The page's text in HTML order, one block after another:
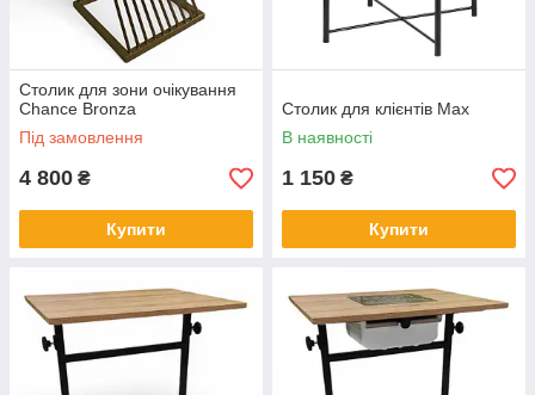
Столик для зони очікування
Chance Bronza
Під замовлення
4 800 ₴
Купити
Столик для клієнтів Max
В наявності
1 150 ₴
Купити